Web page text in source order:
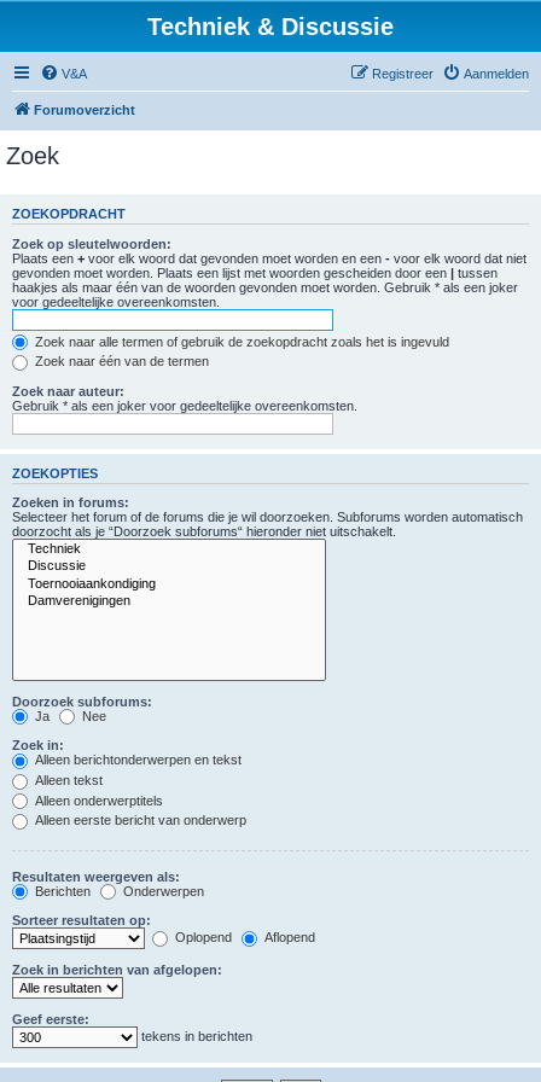
Techniek & Discussie
V&A Aanmelden
Registreer
Forumoverzicht
Zoek
ZOEKOPDRACHT
Zoek op sleutelwoorden:
Plaats een + voor elk woord dat gevonden moet worden en een - voor elk woord dat niet
gevonden moet worden. Plaats een lijst met woorden gescheiden door een | tussen
haakjes als maar één van de woorden gevonden moet worden. Gebruik * als een joker
voor gedeeltelijke overeenkomsten.
Zoek naar alle termen of gebruik de zoekopdracht zoals het is ingevuld
Zoek naar één van de termen
Zoek naar auteur:
Gebruik * als een joker voor gedeeltelijke overeenkomsten.
ZOEKOPTIES
Zoeken in forums:
Selecteer het forum of de forums die je wil doorzoeken. Subforums worden automatisch
doorzocht als je “Doorzoek subforums“ hieronder niet uitschakelt.
Doorzoek subforums:
Ja
Nee
Zoek in:
Alleen berichtonderwerpen en tekst
Alleen tekst
Alleen onderwerptitels
Alleen eerste bericht van onderwerp
Resultaten weergeven als:
Berichten
Onderwerpen
Sorteer resultaten op:
Oplopend
Aflopend
Zoek in berichten van afgelopen:
Geef eerste:
tekens in berichten